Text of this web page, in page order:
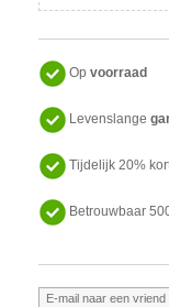
Op voorraad
Levenslange
Tijdelijk 20%
Betrouwbaar